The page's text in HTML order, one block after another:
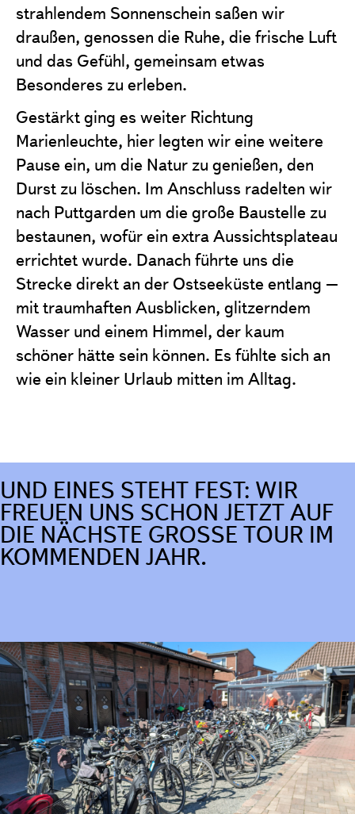
strahlendem Sonnenschein saßen wir
draußen, genossen die Ruhe, die frische Luft
und das Gefühl, gemeinsam etwas
Besonderes zu erleben.
Gestärkt ging es weiter Richtung
Marienleuchte, hier legten wir eine weitere
Pause ein, um die Natur zu genießen, den
Durst zu löschen. Im Anschluss radelten wir
nach Puttgarden um die große Baustelle zu
bestaunen, wofür ein extra Aussichtsplateau
errichtet wurde. Danach führte uns die
Strecke direkt an der Ostseeküste entlang –
mit traumhaften Ausblicken, glitzerndem
Wasser und einem Himmel, der kaum
schöner hätte sein können. Es fühlte sich an
wie ein kleiner Urlaub mitten im Alltag.
UND EINES STEHT FEST: WIR
FREUEN UNS SCHON JETZT AUF
DIE NÄCHSTE GROSSE TOUR IM K
OMMENDEN JAHR.